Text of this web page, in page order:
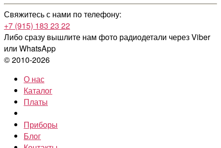
Свяжитесь с нами по телефону:
+7 (915) 183 23 22
Либо сразу вышлите нам фото радиодетали через Viber
или WhatsApp
© 2010-2026
О нас
Каталог
Платы
Приборы
Блог